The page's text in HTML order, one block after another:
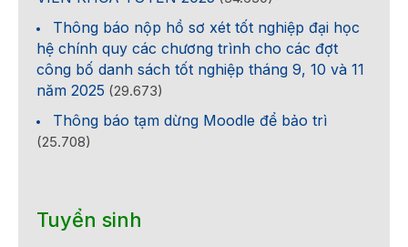
Thông báo nộp hồ sơ xét tốt nghiệp đại học
hệ chính quy các chương trình cho các đợt
công bố danh sách tốt nghiệp tháng 9, 10 và 11
năm 2025 (29.673)
Thông báo tạm dừng Moodle để bảo trì
(25.708)
Tuyển sinh